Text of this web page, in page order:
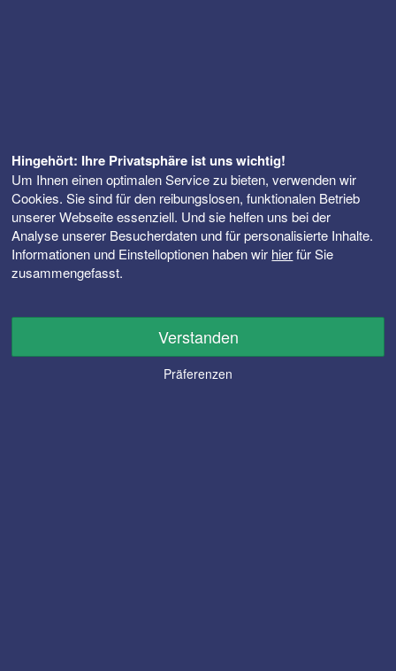
Hingehört: Ihre Privatsphäre ist uns wichtig!
Um Ihnen einen optimalen Service zu bieten, verwenden wir
Cookies. Sie sind für den reibungslosen, funktionalen Betrieb
unserer Webseite essenziell. Und sie helfen uns bei der
Analyse unserer Besucherdaten und für personalisierte Inhalte.
Informationen und Einstelloptionen haben wir hierfür Sie
zusammengefasst.
Verstanden
Präferenzen